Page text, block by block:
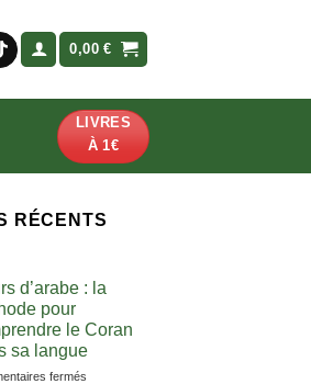
0,00€
LIVRES
À 1€
RÉCENTS
d’arabe : la
pour
le Coran
sa langue
ferméssur